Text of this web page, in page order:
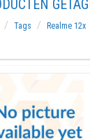
Tags
Realme 12x